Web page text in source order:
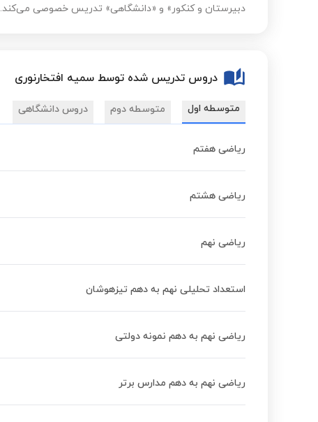
دبیرستان و کنکور» و «دانشگاهی» تدریس خصوصی می‌کند.
دروس تدریس شده توسط سمیه افتخارنوری
متوسطه اول متوسطه دوم دروس دانشگاهی
ریاضی هفتم
ریاضی هشتم
ریاضی نهم
استعداد تحلیلی نهم به دهم تیزهوشان
ریاضی نهم به دهم نمونه دولتی
ریاضی نهم به دهم مدارس برتر